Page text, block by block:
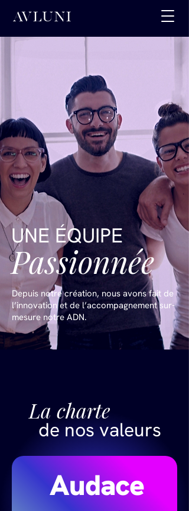
UNE ÉQUIPE
Passionnée
Depuis notre création, nous avons fait de
l’innovation et de l’accompagnement sur-
mesure notre ADN.
La charte
de nos valeurs
Audace